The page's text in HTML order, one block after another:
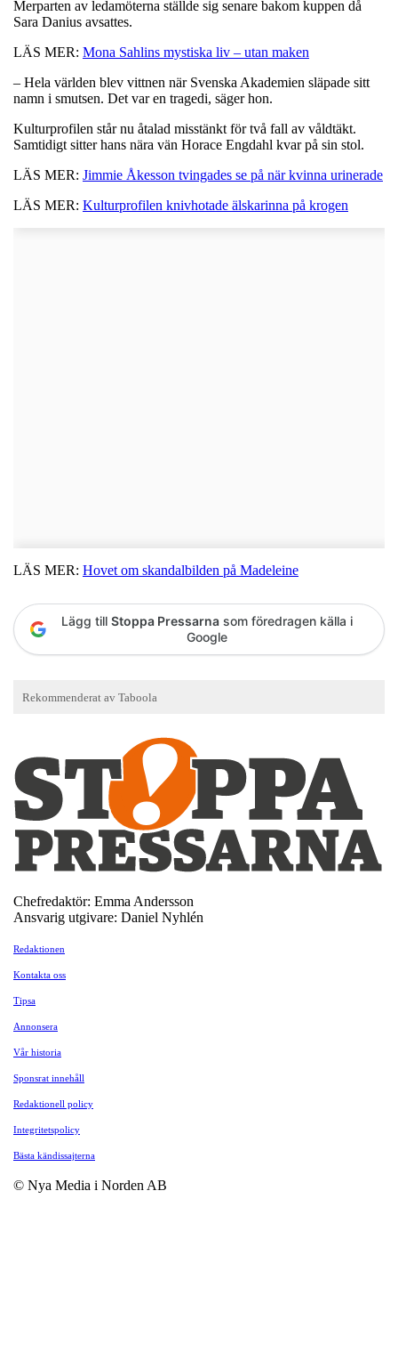
Merparten av ledamöterna ställde sig senare bakom kuppen då
Sara Danius avsattes.
LÄS MER: Mona Sahlins mystiska liv – utan maken
– Hela världen blev vittnen när Svenska Akademien släpade sitt
namn i smutsen. Det var en tragedi, säger hon.
Kulturprofilen står nu åtalad misstänkt för två fall av våldtäkt.
Samtidigt sitter hans nära vän Horace Engdahl kvar på sin stol.
LÄS MER: Jimmie Åkesson tvingades se på när kvinna urinerade
LÄS MER: Kulturprofilen knivhotade älskarinna på krogen
LÄS MER: Hovet om skandalbilden på Madeleine
Lägg till Stoppa Pressarna som föredragen källa i
Google
Chefredaktör: Emma Andersson
Ansvarig utgivare: Daniel Nyhlén
Redaktionen
Kontakta oss
Tipsa
Annonsera
Vår historia
Sponsrat innehåll
Redaktionell policy
Integritetspolicy
Bästa kändissajterna
© Nya Media i Norden AB